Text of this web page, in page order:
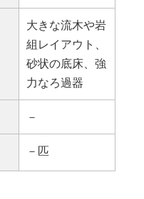
大きな流木や岩
組レイアウト、
砂状の底床、強
力なろ過器
－
－匹